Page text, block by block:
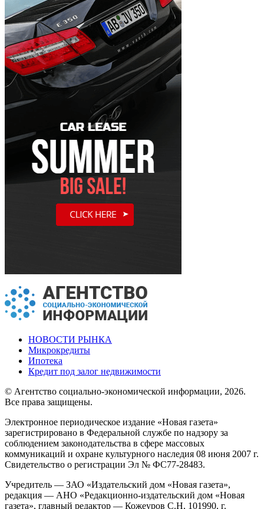
НОВОСТИ РЫНКА
Микрокредиты
Ипотека
Кредит под залог недвижимости
© Агентство социально-экономической информации, 2026.
Все права защищены.
Электронное периодическое издание «Новая газета»
зарегистрировано в Федеральной службе по надзору за
соблюдением законодательства в сфере массовых
коммуникаций и охране культурного наследия 08 июня 2007 г.
Свидетельство о регистрации Эл № ФС77-28483.
Учредитель — ЗАО «Издательский дом «Новая газета»,
редакция — АНО «Редакционно-издательский дом «Новая
газета», главный редактор — Кожеуров С.Н, 101990, г.